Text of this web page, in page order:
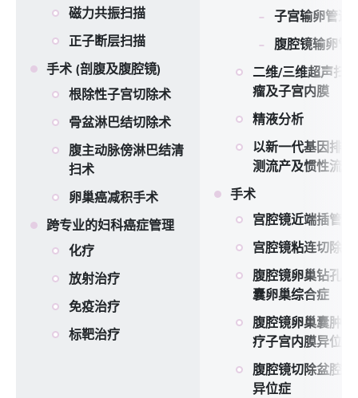
磁力共振扫描
正子断层扫描
手术 (剖腹及腹腔镜)
根除性子宫切除术
骨盆淋巴结切除术
腹主动脉傍淋巴结清
扫术
卵巢癌减积手术
跨专业的妇科癌症管理
化疗
放射治疗
免疫治疗
标靶治疗
子宫输卵管造
腹腔镜输卵管
二维/三维超声扫
瘤及子宫内膜
精液分析
以新一代基因排
测流产及惯性流产
手术
宫腔镜近端插管
宫腔镜粘连切除术
腹腔镜卵巢钻孔
囊卵巢综合症
腹腔镜卵巢囊肿
疗子宫内膜异位症
腹腔镜切除盆腔
异位症